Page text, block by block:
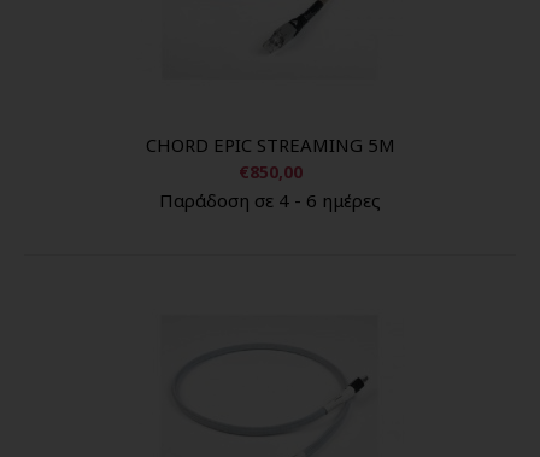
CHORD EPIC STREAMING 5M
€850,00
Παράδοση σε 4 - 6 ημέρες